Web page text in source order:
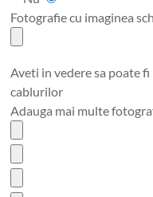
Fotografie cu imaginea
Aveti in vedere sa poate
cablurilor
Adauga mai multe